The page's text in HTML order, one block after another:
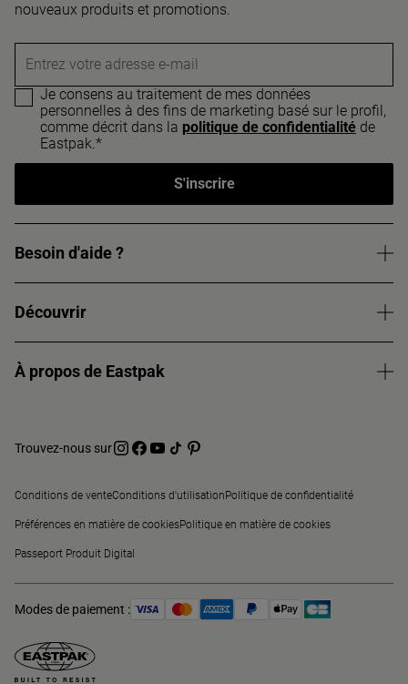
nouveaux produits et promotions.
Entrez votre adresse e-mail
Je consens au traitement de mes données
personnelles à des fins de marketing basé sur le profil,
comme décrit dans la politique de confidentialité de
Eastpak.*
S'inscrire
Besoin d'aide ?
Découvrir
À propos de Eastpak
Trouvez-nous sur
Conditions de venteConditions d'utilisationPolitique de confidentialité
Préférences en matière de cookiesPolitique en matière de cookies
Passeport Produit Digital
Modes de paiement :